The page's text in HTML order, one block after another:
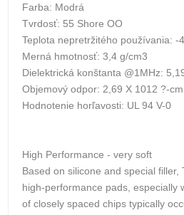
Farba: Modrá
Tvrdosť: 55 Shore OO
Teplota nepretržitého používania: -
Merná hmotnosť: 3,4 g/cm3
Dielektrická konštanta @1MHz:
Objemový odpor: 2,69 X 1012 ?-cm
Hodnotenie horľavosti: UL 94 V-0
High Performance - very soft
Based on silicone and special
high-performance pads, especially
of closely spaced chips typically